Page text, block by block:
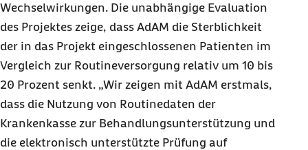
Wechselwirkungen. Die unabhängige Evaluation
des Projektes zeige, dass AdAM die Sterblichkeit
der in das Projekt eingeschlossenen Patienten im
Vergleich zur Routineversorgung relativ um 10 bis
20 Prozent senkt. „Wir zeigen mit AdAM erstmals,
dass die Nutzung von Routinedaten der
Krankenkasse zur Behandlungsunterstützung und
die elektronisch unterstützte Prüfung auf